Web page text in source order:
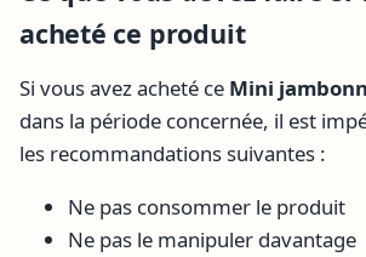
acheté ce produit
Si vous avez acheté ce Mini
dans la période concernée, il est
les recommandations suivantes :
Ne pas consommer le produit
Ne pas le manipuler davantage